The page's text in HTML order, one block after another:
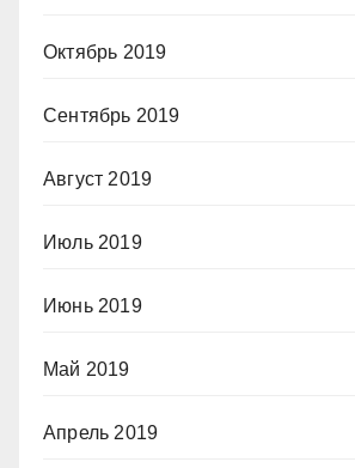
Октябрь 2019
Сентябрь 2019
Август 2019
Июль 2019
Июнь 2019
Май 2019
Апрель 2019